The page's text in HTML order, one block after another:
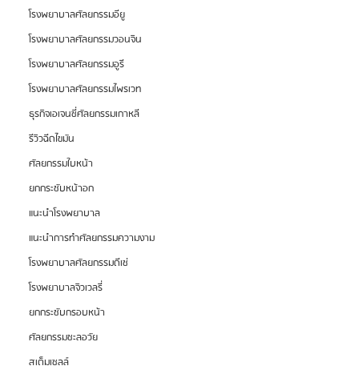
โรงพยาบาลศัลยกรรมอียู
โรงพยาบาลศัลยกรรมวอนจิน
โรงพยาบาลศัลยกรรมอูรี
โรงพยาบาลศัลยกรรมไพรเวท
ธุรกิจเอเจนซี่ศัลยกรรมเกาหลี
รีวิวฉีดไขมัน
ศัลยกรรมใบหน้า
ยกกระชับหน้าอก
แนะนำโรงพยาบาล
แนะนำการทำศัลยกรรมความงาม
โรงพยาบาลศัลยกรรมดีเซ่
โรงพยาบาลจิวเวลรี่
ยกกระชับกรอบหน้า
ศัลยกรรมชะลอวัย
สเต็มเซลล์